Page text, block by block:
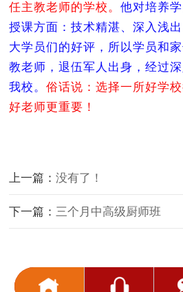
任主教老师的学校。他对培养
授课方面：技术精湛、深入浅
大学员们的好评，所以学员和
教老师，退伍军人出身，经过
我校。俗话说：选择一所好学
好老师更重要！
上一篇：没有了！
下一篇：三个月中高级厨师班